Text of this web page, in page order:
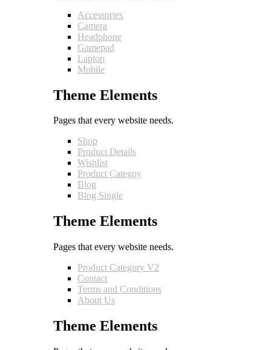
Accessories
Camera
Headphone
Gamepad
Laptop
Mobile
Theme Elements
Pages that every website needs.
Shop
Product Details
Wishlist
Product Categoy
Blog
Blog Single
Theme Elements
Pages that every website needs.
Product Category V2
Contact
Terms and Conditions
About Us
Theme Elements